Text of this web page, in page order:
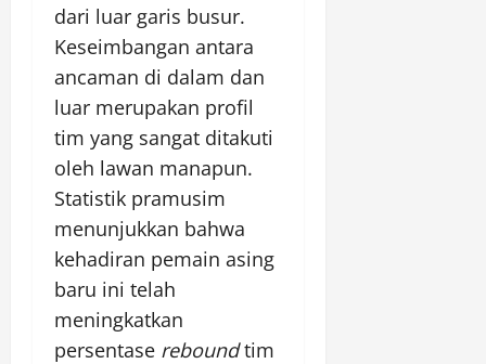
dari luar garis busur.
Keseimbangan antara
ancaman di dalam dan
luar merupakan profil
tim yang sangat ditakuti
oleh lawan manapun.
Statistik pramusim
menunjukkan bahwa
kehadiran pemain asing
baru ini telah
meningkatkan
persentase reboundtim